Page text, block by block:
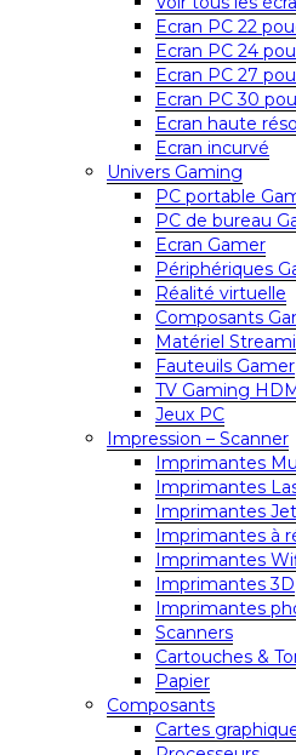
Ecran PC 22
Ecran PC 24
Ecran PC 27
Ecran PC 30
Ecran haute
Ecran incurvé
Univers Gaming
PC portable
PC de bureau
Ecran Gamer
Périphériques
Réalité virtuelle
Composants
Matériel
Fauteuils Gamer
TV Gaming
Jeux PC
Impression – Scanner
Imprimantes
Imprimantes
Imprimantes Jet
Imprimantes à
Imprimantes
Imprimantes 3D
Imprimantes
Scanners
Cartouches &
Papier
Composants
Cartes